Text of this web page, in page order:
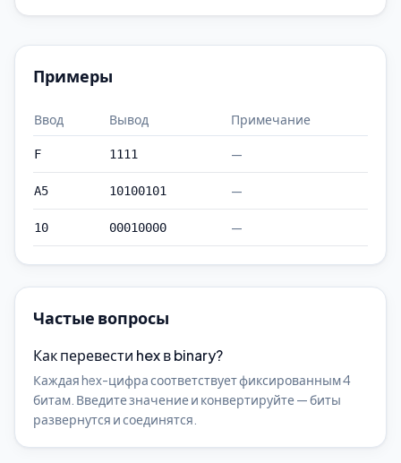
Примеры
Ввод Вывод Примечание
F 1111 —
A5 10100101 —
10 00010000 —
Частые вопросы
Как перевести hex в binary?
Каждая hex-цифра соответствует фиксированным 4
битам. Введите значение и конвертируйте — биты
развернутся и соединятся.